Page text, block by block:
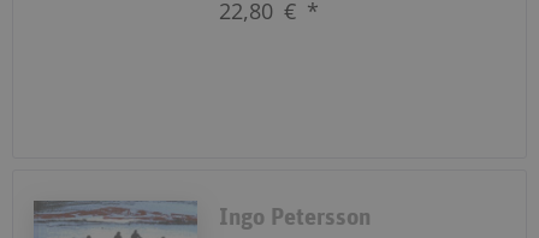
22,80 € *
Ingo Petersson